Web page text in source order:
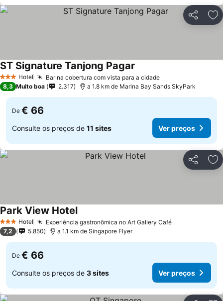
Partilhar
3 EstrelasHotel Bar na cobertura com vista para a cidade
ST Signature Tanjong Pagar
8,3 Muito boa 2.317 a 1.8 km de Marina Bay Sands SkyPark
De € 66
Consulte os preços de 11 sites Ver preços
Partilhar
3 EstrelasHotel Experiência gastronômica no Art Gallery Café
Park View Hotel
7,2 5.850 a 1.1 km de Singapore Flyer
De € 66
Consulte os preços de 3 sites Ver preços